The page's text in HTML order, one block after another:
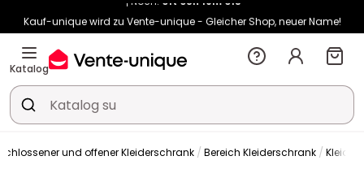
Kauf-unique wird zu Vente-unique - Gleicher Shop, neuer Name!
-10% ab 400€ mitHEAT10auf Vente-unique-Produkte
Noch:
Katalog
und offener Kleiderschrank Bereich Kleiderschrank